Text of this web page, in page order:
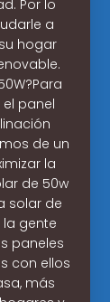
Por lo
a
hogar
panel
de un
la
de 50w
solar de
la gente
paneles
con ellos
más